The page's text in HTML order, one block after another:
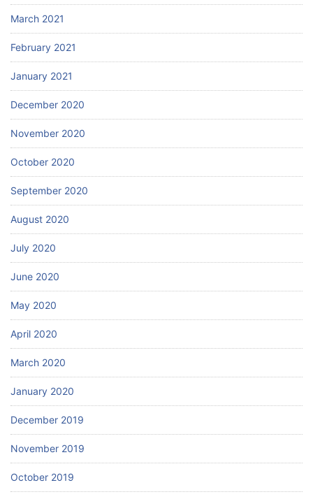
March 2021
February 2021
January 2021
December 2020
November 2020
October 2020
September 2020
August 2020
July 2020
June 2020
May 2020
April 2020
March 2020
January 2020
December 2019
November 2019
October 2019